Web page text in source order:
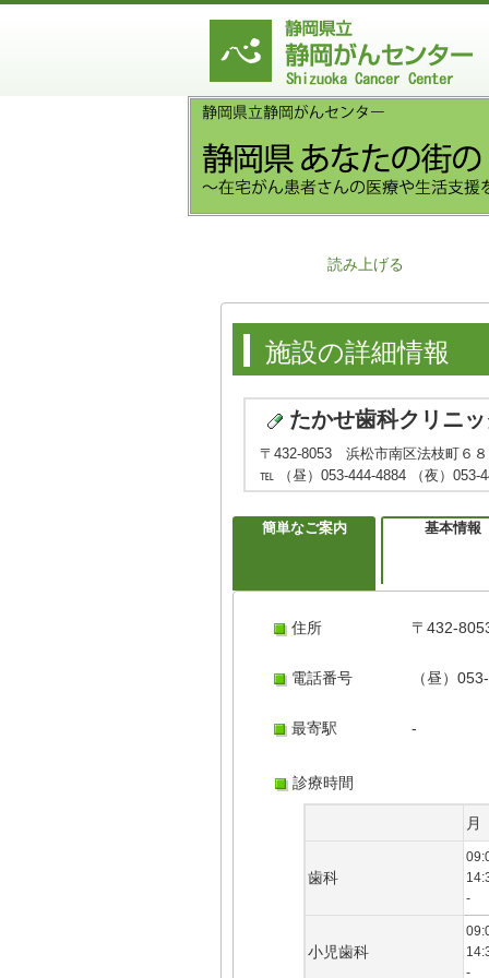
読み上げる
施設の詳細情報
たかせ歯科クリニ
〒432-8053 浜松市南区法枝町６
℡ （昼）053-444-4884 （夜）053-
簡単なご案内 基本情報
住所 〒432-
電話番号 （昼）
最寄駅 -
診療時間
月
歯科
-
小児歯科
-